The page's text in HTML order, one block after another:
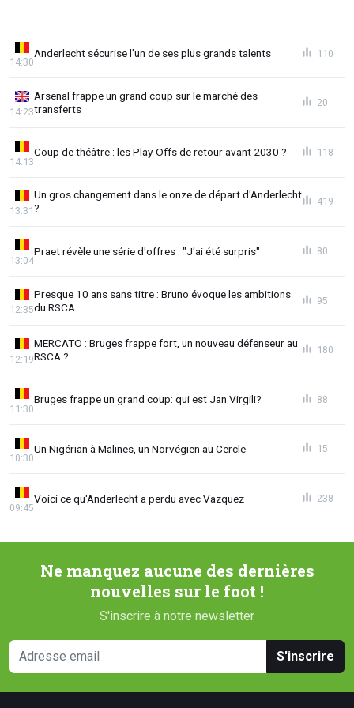
Anderlecht sécurise l'un de ses plus grands talents
14:30
110
Arsenal frappe un grand coup sur le marché des
transferts
14:23
20
Coup de théâtre : les Play-Offs de retour avant 2030 ?
14:13
118
Un gros changement dans le onze de départ d'Anderlecht
?
13:31
419
Praet révèle une série d'offres : "J'ai été surpris"
13:04
80
Presque 10 ans sans titre : Bruno évoque les ambitions
du RSCA
12:35
95
MERCATO : Bruges frappe fort, un nouveau défenseur au
RSCA ?
12:19
180
Bruges frappe un grand coup: qui est Jan Virgili?
11:30
88
Un Nigérian à Malines, un Norvégien au Cercle
10:30
15
Voici ce qu'Anderlecht a perdu avec Vazquez
09:45
238
Ne manquez aucune des dernières
nouvelles sur le foot !
S'inscrire à notre newsletter
S'inscrire